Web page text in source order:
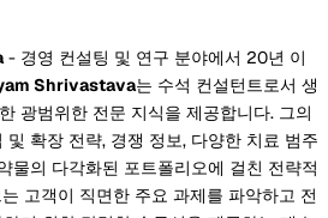
- 경영 컨설팅 및 연구 분야에서 20년 이
Shrivastava는 수석 컨설턴트로서 생
광범위한 전문 지식을 제공합니다. 그의
확장 전략, 경쟁 정보, 다양한 치료 범주
물의 다각화된 포트폴리오에 걸친 전략적
고객이 직면한 주요 과제를 파악하고 전